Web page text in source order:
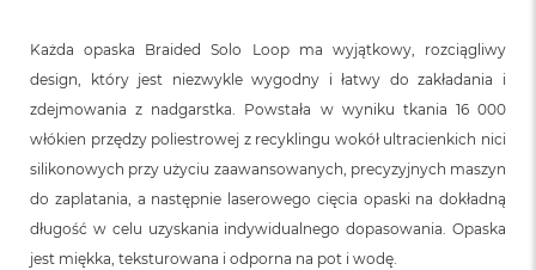
Każda opaska Braided Solo Loop ma wyjątkowy, rozciągliwy
design, który jest niezwykle wygodny i łatwy do zakładania i
zdejmowania z nadgarstka. Powstała w wyniku tkania 16 000
włókien przędzy poliestrowej z recyklingu wokół ultracienkich nici
silikonowych przy użyciu zaawansowanych, precyzyjnych maszyn
do zaplatania, a następnie laserowego cięcia opaski na dokładną
długość w celu uzyskania indywidualnego dopasowania. Opaska
jest miękka, teksturowana i odporna na pot i wodę.